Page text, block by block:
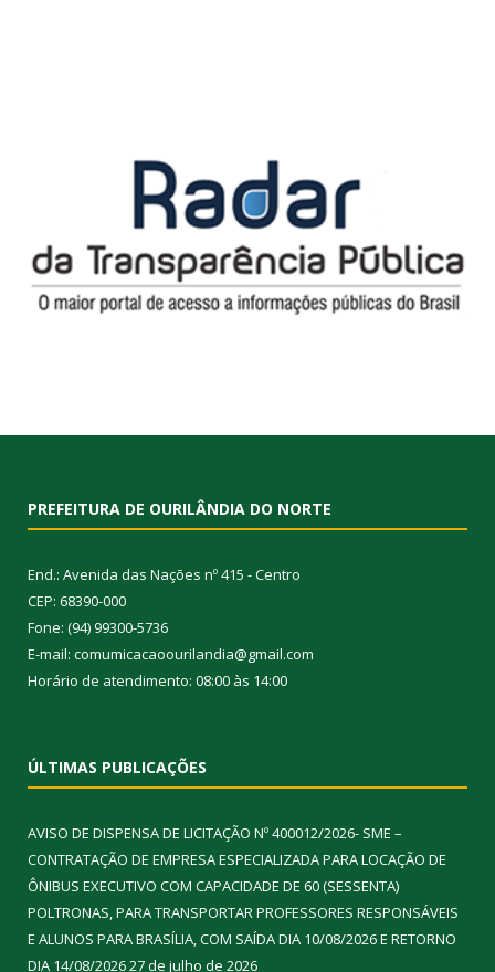
PREFEITURA DE OURILÂNDIA DO NORTE
End.: Avenida das Nações nº 415 - Centro
CEP: 68390-000
Fone: (94) 99300-5736
E-mail: comumicacaoourilandia@gmail.com
Horário de atendimento: 08:00 às 14:00
ÚLTIMAS PUBLICAÇÕES
AVISO DE DISPENSA DE LICITAÇÃO Nº 400012/2026- SME –
CONTRATAÇÃO DE EMPRESA ESPECIALIZADA PARA LOCAÇÃO DE
ÔNIBUS EXECUTIVO COM CAPACIDADE DE 60 (SESSENTA)
POLTRONAS, PARA TRANSPORTAR PROFESSORES RESPONSÁVEIS
E ALUNOS PARA BRASÍLIA, COM SAÍDA DIA 10/08/2026 E RETORNO
DIA 14/08/202627 de julho de 2026